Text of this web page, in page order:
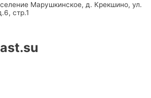
Марушкинское, д. Крекшино, ул.
стр.1